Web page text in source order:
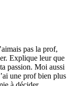
pas la prof,
Explique leur que
passion. Moi aussi
une prof bien plus